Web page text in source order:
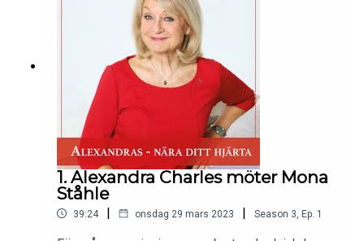
-Vi har underskattat livsstilens betydelse för vår hälsa,
säger Mai-Lis Hellénius.
Miia Kivipelto som är professor inom alzheimer och
klinisk geriatrik, förklarar att det aldrig är för tidigt att
förebygga minnesproblem eller demens.
-Vi vet att processen som leder till alzheimer kan börja
20-30 år innan vi kan göra en diagnos, säger hon.
1. Alexandra Charles möter Mona
Ståhle
39:24 | onsdag 29 mars 2023 | Season 3, Ep. 1